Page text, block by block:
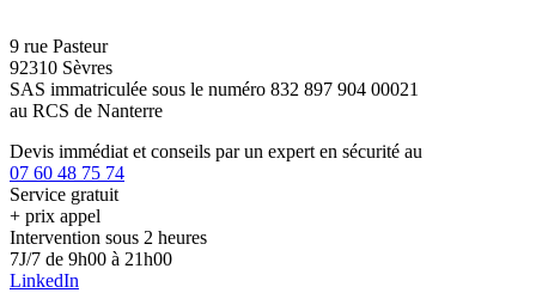
9 rue Pasteur
92310 Sèvres
SAS immatriculée sous le numéro 832 897 904 00021
au RCS de Nanterre
Devis immédiat et conseils par un expert en sécurité au
07 60 48 75 74
Service gratuit
+ prix appel
Intervention sous 2 heures
7J/7 de 9h00 à 21h00
LinkedIn